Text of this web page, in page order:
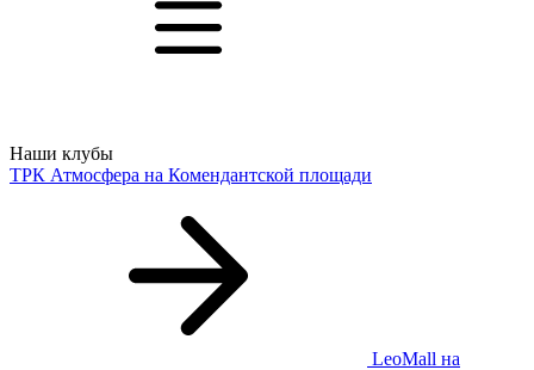
Наши клубы
ТРК Атмосфера на Комендантской площади
LeoMall на